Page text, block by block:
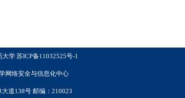
学 苏ICP备11032525号-1
网络安全与信息化中心
道138号 邮编：210023